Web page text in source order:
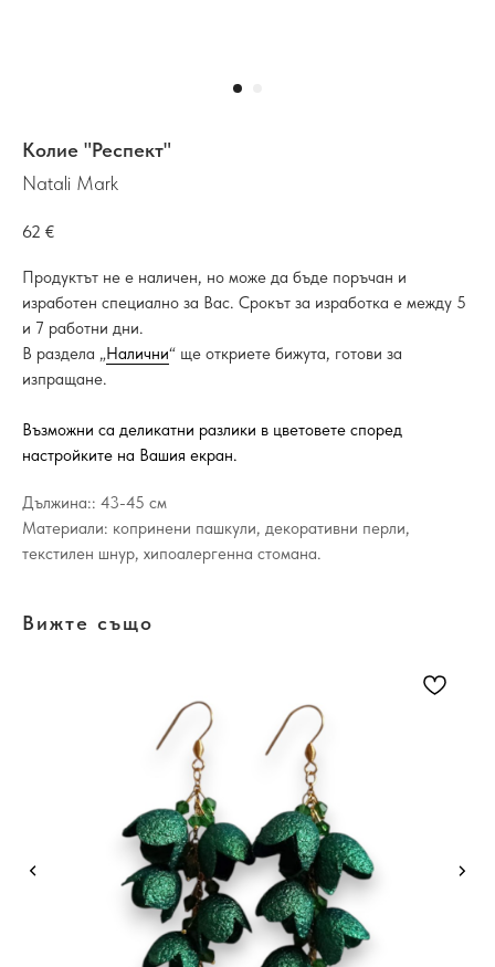
Колие "Респект"
Natali Mark
62 €
Продуктът не е наличен, но може да бъде поръчан и
изработен специално за Вас. Срокът за изработка е между 5
и 7 работни дни.
В раздела „Налични“ ще откриете бижута, готови за
изпращане.
Възможни са деликатни разлики в цветовете според
настройките на Вашия екран.
Дължина:: 43-45 см
Материали: копринени пашкули, декоративни перли,
текстилен шнур, хипоалергенна стомана.
Вижте също